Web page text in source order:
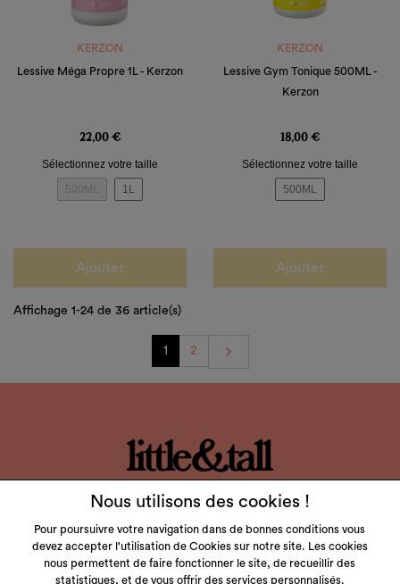
KERZON
Lessive Méga Propre 1L - Kerzon
22,00 €
Sélectionnez votre taille
500ML
1L
Ajouter
KERZON
Lessive Gym Tonique 500ML -
Kerzon
18,00 €
Sélectionnez votre taille
500ML
Ajouter
Affichage 1-24 de 36 article(s)
1 2 Suivant

LITTLE & TALL
SERVICE CLIENT
NOS MARQUES
Nous utilisons des cookies !
Pour poursuivre votre navigation dans de bonnes conditions vous
devez accepter l'utilisation de Cookies sur notre site. Les cookies
nous permettent de faire fonctionner le site, de recueillir des
statistiques, et de vous offrir des services personnalisés.